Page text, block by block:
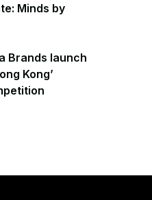
Minds by
Brands launch
Kong’